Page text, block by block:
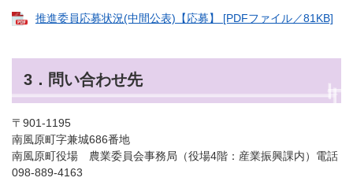
推進委員応募状況(中間公表)【応募】 [PDFファイル／81KB]
3．問い合わせ先
〒901-1195
南風原町字兼城686番地
南風原町役場 農業委員会事務局（役場4階：産業振興課内）電話
098-889-4163